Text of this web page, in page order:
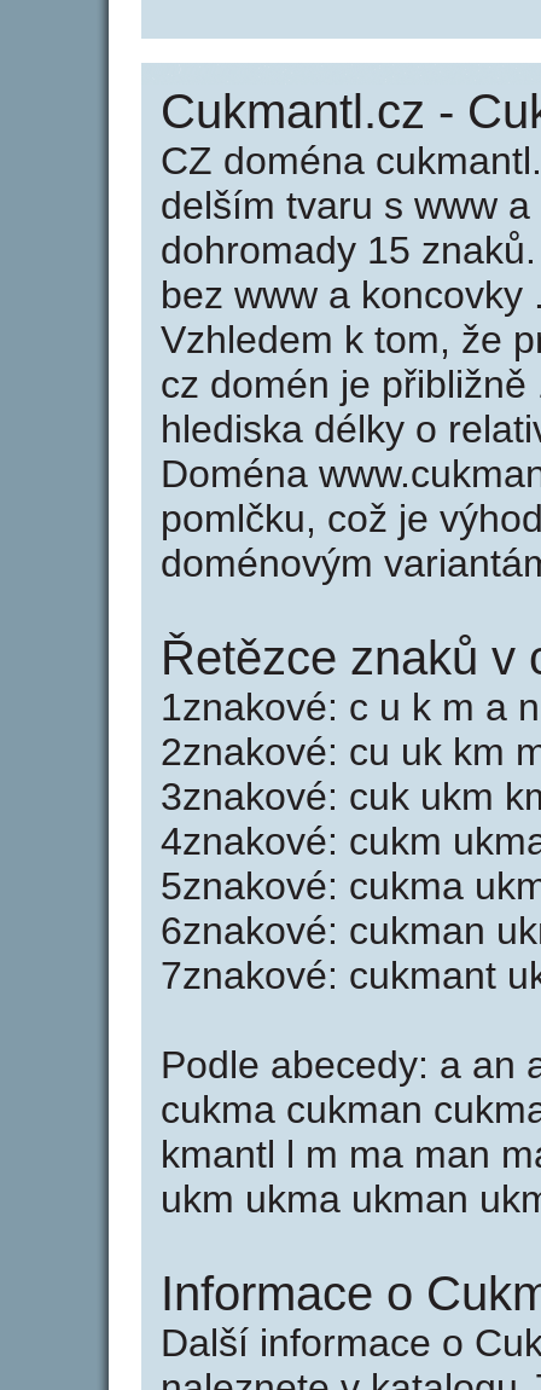
Cukmantl.cz -
CZ doména
delším tvaru s www
dohromady 15
bez www a
Vzhledem k tom, že
cz domén je
hlediska délky o
Doména
pomlčku, což je
doménovým
Řetězce znaků v
1znakové: c u k m a
2znakové: cu uk km
3znakové: cuk ukm
4znakové: cukm
5znakové: cukma
6znakové: cukman
7znakové: cukmant
Podle abecedy: a an
cukma cukman
kmantl l m ma man
ukm ukma ukman
Informace o
Další informace o